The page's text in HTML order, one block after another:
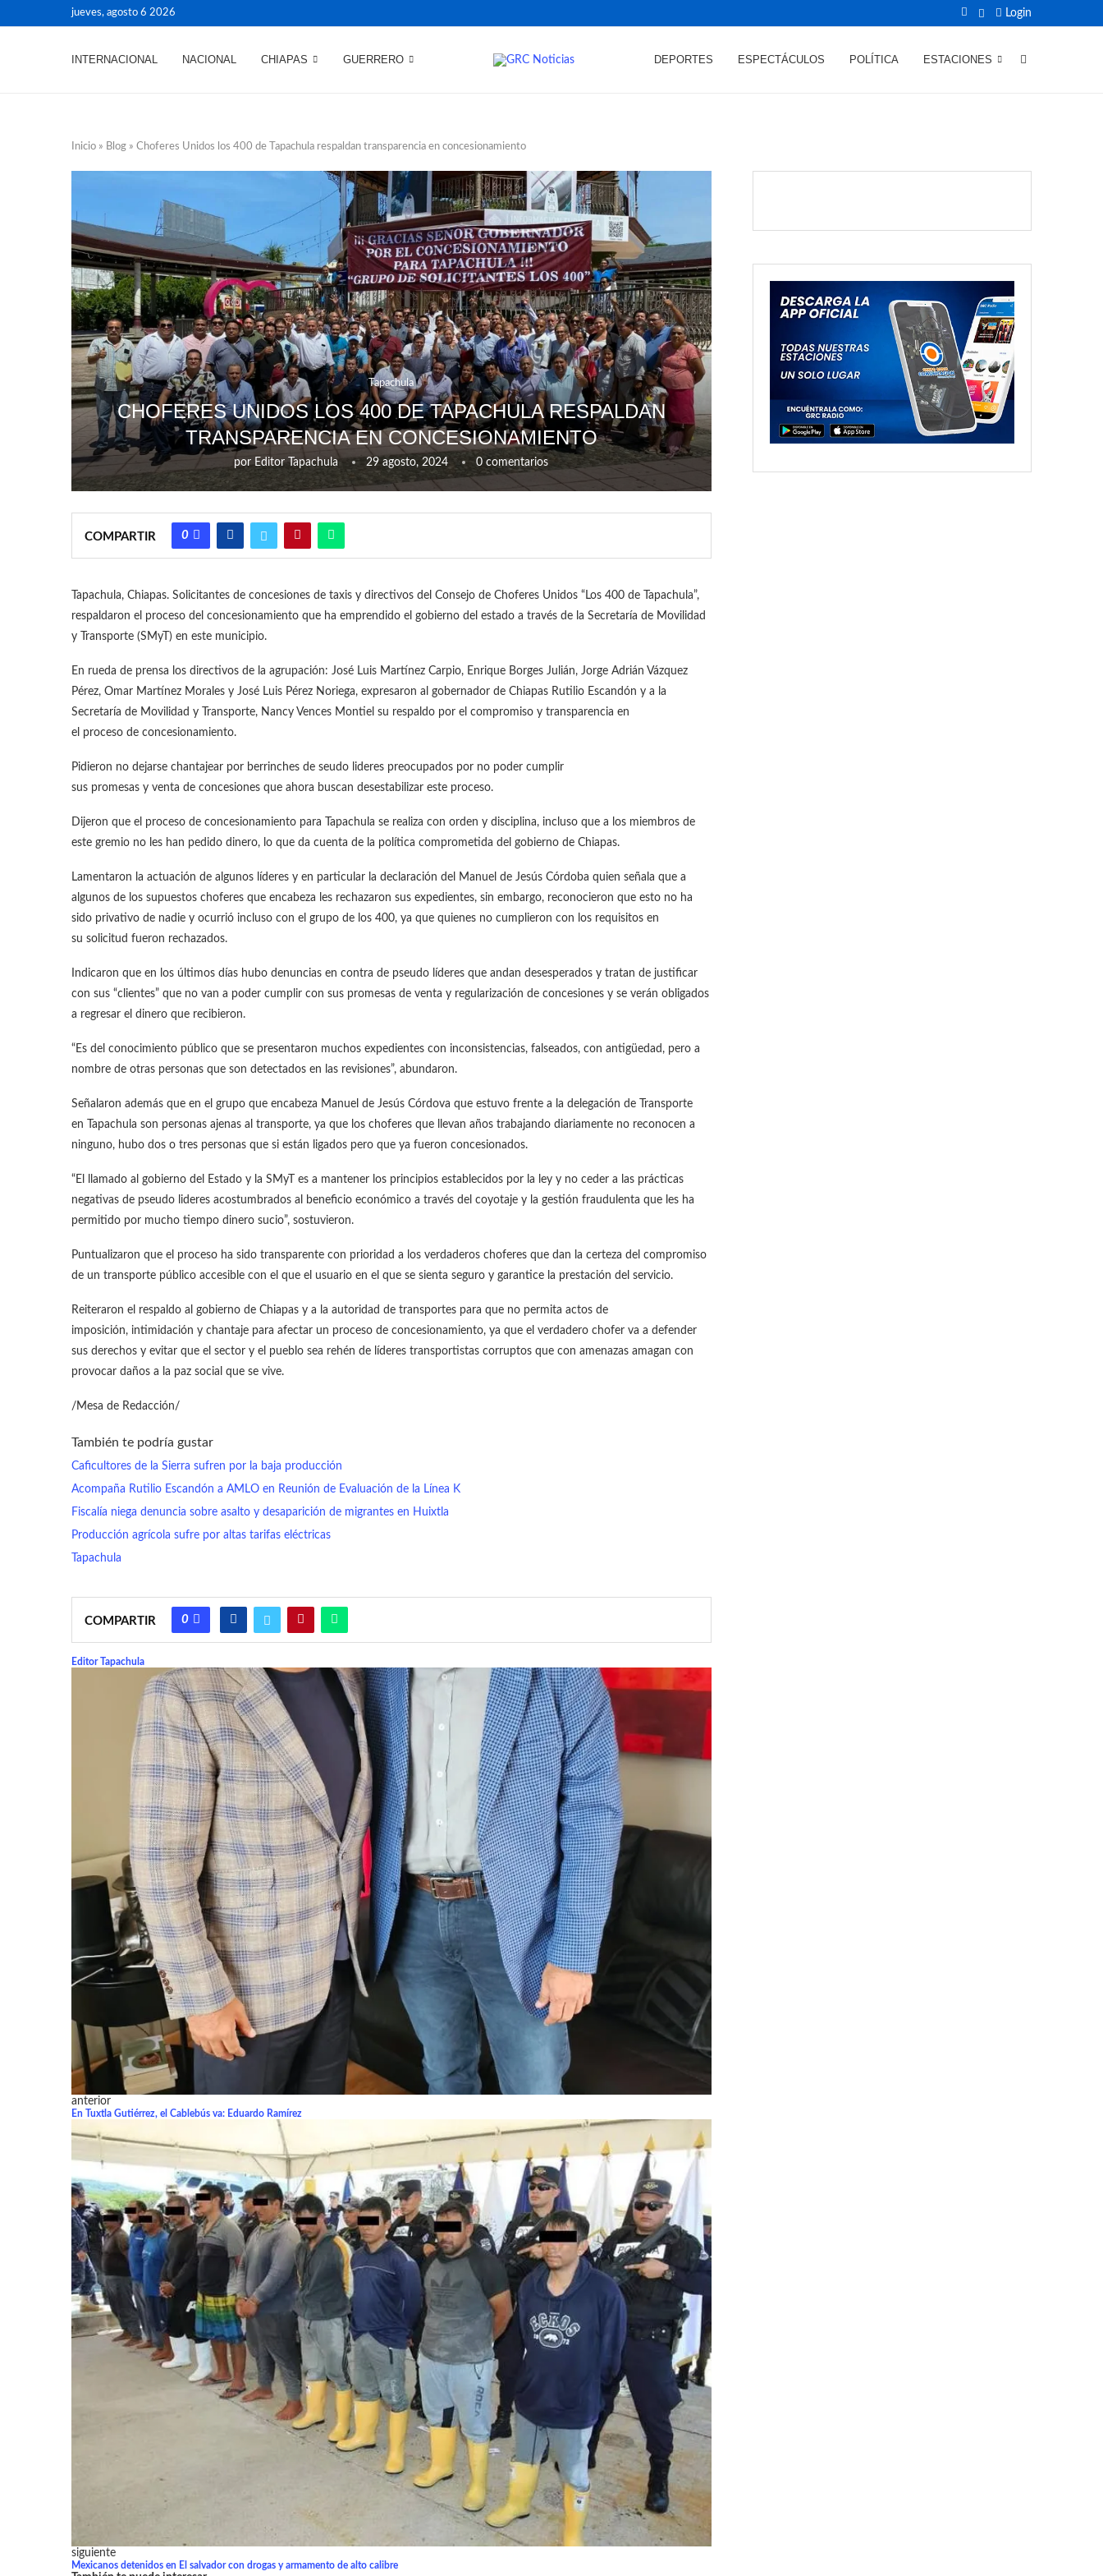
jueves, agosto 6 2026 Login
INTERNACIONAL NACIONAL CHIAPAS GUERRERO DEPORTES ESPECTÁCULOS POLÍTICA ESTACIONES
Inicio » Blog » Choferes Unidos los 400 de Tapachula respaldan transparencia en concesionamiento
Tapachula
CHOFERES UNIDOS LOS 400 DE TAPACHULA RESPALDAN
TRANSPARENCIA EN CONCESIONAMIENTO
porEditor Tapachula 29 agosto, 2024 0 comentarios
COMPARTIR 0
Tapachula, Chiapas. Solicitantes de concesiones de taxis y directivos del Consejo de Choferes Unidos “Los 400 de Tapachula”,
respaldaron el proceso del concesionamiento que ha emprendido el gobierno del estado a través de la Secretaría de Movilidad
y Transporte (SMyT) en este municipio.
En rueda de prensa los directivos de la agrupación: José Luis Martínez Carpio, Enrique Borges Julián, Jorge Adrián Vázquez
Pérez, Omar Martínez Morales y José Luis Pérez Noriega, expresaron al gobernador de Chiapas Rutilio Escandón y a la
Secretaría de Movilidad y Transporte, Nancy Vences Montiel su respaldo por el compromiso y transparencia en
el proceso de concesionamiento.
Pidieron no dejarse chantajear por berrinches de seudo lideres preocupados por no poder cumplir
sus promesas y venta de concesiones que ahora buscan desestabilizar este proceso.
Dijeron que el proceso de concesionamiento para Tapachula se realiza con orden y disciplina, incluso que a los miembros de
este gremio no les han pedido dinero, lo que da cuenta de la política comprometida del gobierno de Chiapas.
Lamentaron la actuación de algunos líderes y en particular la declaración del Manuel de Jesús Córdoba quien señala que a
algunos de los supuestos choferes que encabeza les rechazaron sus expedientes, sin embargo, reconocieron que esto no ha
sido privativo de nadie y ocurrió incluso con el grupo de los 400, ya que quienes no cumplieron con los requisitos en
su solicitud fueron rechazados.
Indicaron que en los últimos días hubo denuncias en contra de pseudo líderes que andan desesperados y tratan de justificar
con sus “clientes” que no van a poder cumplir con sus promesas de venta y regularización de concesiones y se verán obligados
a regresar el dinero que recibieron.
“Es del conocimiento público que se presentaron muchos expedientes con inconsistencias, falseados, con antigüedad, pero a
nombre de otras personas que son detectados en las revisiones”, abundaron.
Señalaron además que en el grupo que encabeza Manuel de Jesús Córdova que estuvo frente a la delegación de Transporte
en Tapachula son personas ajenas al transporte, ya que los choferes que llevan años trabajando diariamente no reconocen a
ninguno, hubo dos o tres personas que si están ligados pero que ya fueron concesionados.
“El llamado al gobierno del Estado y la SMyT es a mantener los principios establecidos por la ley y no ceder a las prácticas
negativas de pseudo lideres acostumbrados al beneficio económico a través del coyotaje y la gestión fraudulenta que les ha
permitido por mucho tiempo dinero sucio”, sostuvieron.
Puntualizaron que el proceso ha sido transparente con prioridad a los verdaderos choferes que dan la certeza del compromiso
de un transporte público accesible con el que el usuario en el que se sienta seguro y garantice la prestación del servicio.
Reiteraron el respaldo al gobierno de Chiapas y a la autoridad de transportes para que no permita actos de
imposición, intimidación y chantaje para afectar un proceso de concesionamiento, ya que el verdadero chofer va a defender
sus derechos y evitar que el sector y el pueblo sea rehén de líderes transportistas corruptos que con amenazas amagan con
provocar daños a la paz social que se vive.
/Mesa de Redacción/
También te podría gustar
Caficultores de la Sierra sufren por la baja producción
Acompaña Rutilio Escandón a AMLO en Reunión de Evaluación de la Línea K
Fiscalía niega denuncia sobre asalto y desaparición de migrantes en Huixtla
Producción agrícola sufre por altas tarifas eléctricas
Tapachula
COMPARTIR 0
Editor Tapachula
anterior
En Tuxtla Gutiérrez, el Cablebús va: Eduardo Ramírez
siguiente
Mexicanos detenidos en El salvador con drogas y armamento de alto calibre